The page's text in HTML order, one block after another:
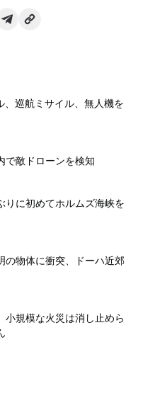
、巡航ミサイル、無人機を
で敵ドローンを検知
りに初めてホルムズ海峡を
の物体に衝突、ドーハ近郊
小規模な火災は消し止めら